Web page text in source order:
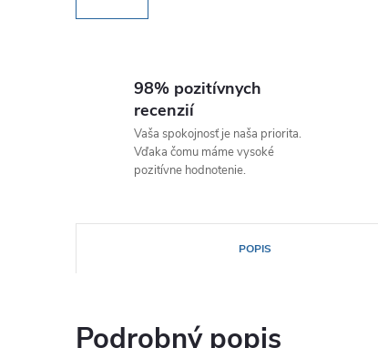
98% pozitívnych
recenzií
Vaša spokojnosť je naša priorita.
Vďaka čomu máme vysoké
pozitívne hodnotenie.
POPIS
Podrobný popis